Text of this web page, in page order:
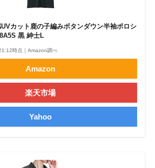
カット鹿の子編みボタンダウン半袖ポロシ
黒 紳士L
時点｜Amazon調べ
Amazon
楽天市場
Yahoo